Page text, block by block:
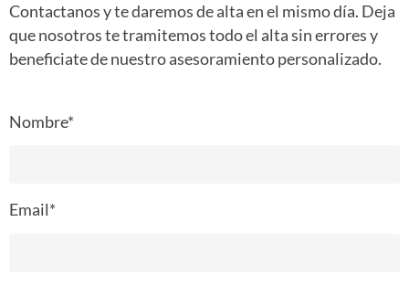
Contactanos y te daremos de alta en el mismo día. Deja
que nosotros te tramitemos todo el alta sin errores y
beneficiate de nuestro asesoramiento personalizado.
Nombre*
Email*